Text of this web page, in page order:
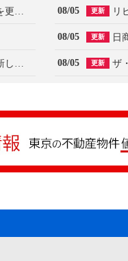
レックス日本橋水天宮プレミアタワーの物件情報を更新しました 08/05 更新 リ
08/05 更新
メゾン・ド・ヴィレ日本橋茅場町の物件情報を更新しました 08/05 更新